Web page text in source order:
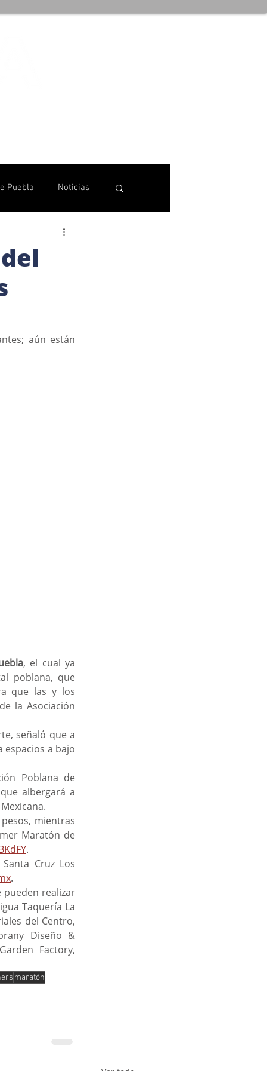
Puebla Noticias
aún están
, el cual ya
poblana, que
que las y los
la Asociación
espacios a bajo
albergará a
Maratón de
.
.
Taquería La
del Centro,
Diseño &
Factory,
maratón